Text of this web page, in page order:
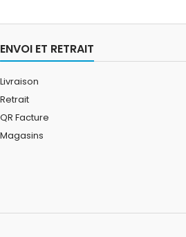
ENVOI ET RETRAIT
Livraison
Retrait
QR Facture
Magasins